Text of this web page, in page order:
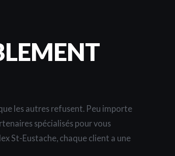
les autres refusent. Peu importe
spécialisés pour vous
St-Eustache, chaque client a une